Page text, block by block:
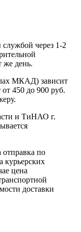
службой через 1-2
же день.
МКАД) зависит
от 450 до 900 руб.
и ТиНАО г.
по
цена
доставки